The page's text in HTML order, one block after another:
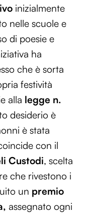
inizialmente
nelle scuole e
di poesie e
ha
che è sorta
festività
alla legge n.
desiderio è
è stata
con il
Custodi, scelta
che rivestono i
un premio
assegnato ogni